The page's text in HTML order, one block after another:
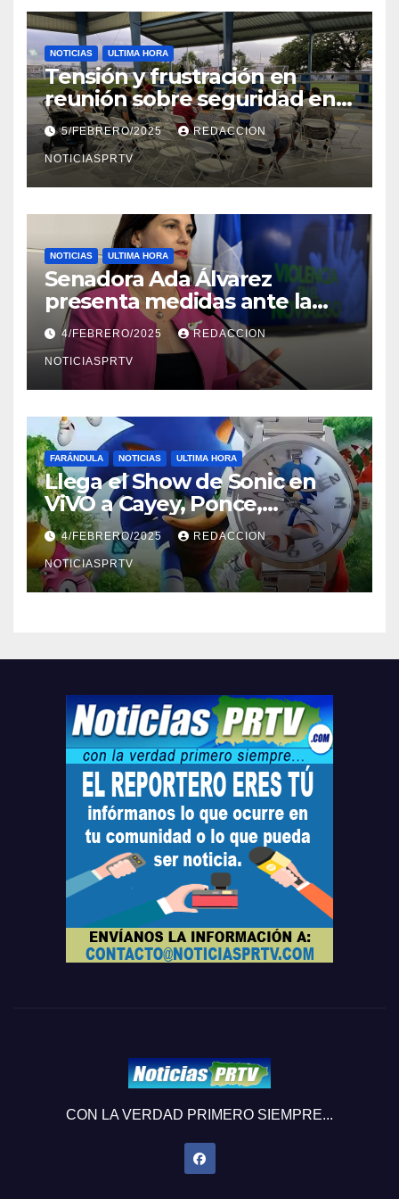
NOTICIAS ULTIMA HORA
Tensión y frustración en
reunión sobre seguridad en
Reparto Metropolitano
5/FEBRERO/2025 REDACCION
NOTICIASPRTV
NOTICIAS ULTIMA HORA
Senadora Ada Álvarez
presenta medidas ante la
violencia en el noviazgo
4/FEBRERO/2025 REDACCION
NOTICIASPRTV
FARÁNDULA NOTICIAS ULTIMA HORA
Llega el Show de Sonic en
ViVO a Cayey, Ponce,
Barceloneta y Humacao,
Relojes gratis para el que
compre ahora….
4/FEBRERO/2025 REDACCION
NOTICIASPRTV
CON LA VERDAD PRIMERO SIEMPRE...